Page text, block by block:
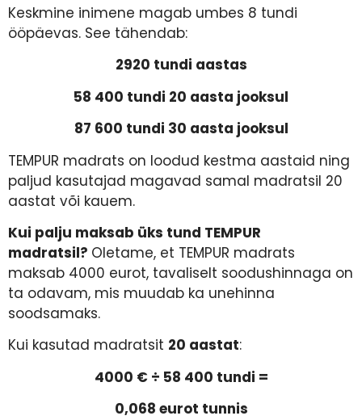
Keskmine inimene magab umbes 8 tundi
ööpäevas. See tähendab:
2920 tundi aastas
58 400 tundi 20 aasta jooksul
87 600 tundi 30 aasta jooksul
TEMPUR madrats on loodud kestma aastaid ning
paljud kasutajad magavad samal madratsil 20
aastat või kauem.
Kui palju maksab üks tund TEMPUR
madratsil? Oletame, et TEMPUR madrats
maksab 4000 eurot, tavaliselt soodushinnaga on
ta odavam, mis muudab ka unehinna
soodsamaks.
Kui kasutad madratsit 20 aastat:
4000 € ÷ 58 400 tundi =
0,068 eurot tunnis